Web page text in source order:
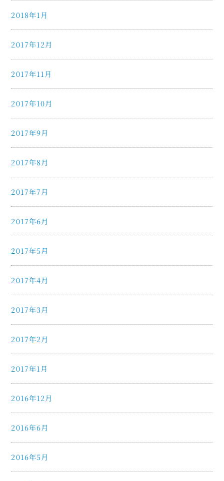
2018年1月
2017年12月
2017年11月
2017年10月
2017年9月
2017年8月
2017年7月
2017年6月
2017年5月
2017年4月
2017年3月
2017年2月
2017年1月
2016年12月
2016年6月
2016年5月